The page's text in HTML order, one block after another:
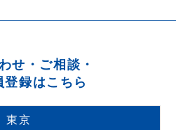
せ・ご相談・
登録はこちら
東京